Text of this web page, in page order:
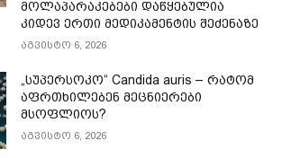
მოლაპარაკებები დაწყებულია
კიდევ ერთი მედიკამენტის შეძენაზე
აგვისტო 6, 2026
„სუპერსოკო“ Candida auris – რატომ
აფრთხილებენ მეცნიერები
მსოფლიოს?
აგვისტო 6, 2026